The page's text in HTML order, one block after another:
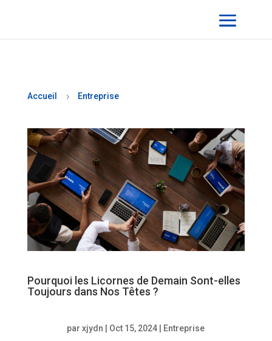
Accueil 5 Entreprise
Pourquoi les Licornes de Demain Sont-elles
Toujours dans Nos Têtes ?
parxjydn | Oct 15, 2024 | Entreprise